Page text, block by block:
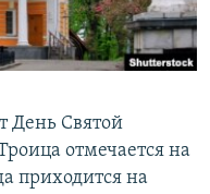
День Святой
отмечается на
приходится на